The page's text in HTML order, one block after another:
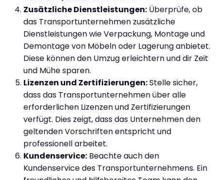
Zusätzliche Dienstleistungen: Überprüfe, ob
das Transportunternehmen zusätzliche
Dienstleistungen wie Verpackung, Montage und
Demontage von Möbeln oder Lagerung anbietet.
Diese können den Umzug erleichtern und dir Zeit
und Mühe sparen.
Lizenzen und Zertifizierungen:Stelle sicher,
dass das Transportunternehmen über alle
erforderlichen Lizenzen und Zertifizierungen
verfügt. Dies zeigt, dass das Unternehmen den
geltenden Vorschriften entspricht und
professionell arbeitet.
Kundenservice: Beachte auch den
Kundenservice des Transportunternehmens. Ein